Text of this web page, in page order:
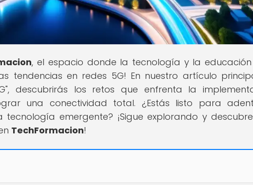
, el espacio donde la tecnología y la educación
tendencias en redes 5G! En nuestro artículo
descubrirás los retos que enfrenta la
una conectividad total. ¿Estás listo para
emergente? ¡Sigue explorando y
TechFormacion!